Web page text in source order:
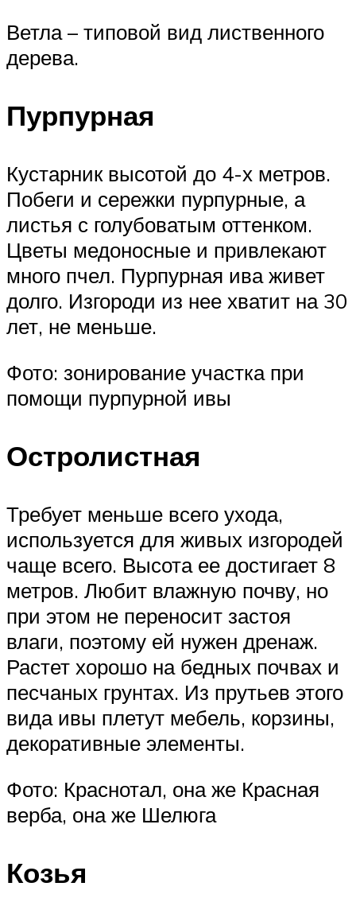
Ветла – типовой вид лиственного
дерева.
Пурпурная
Кустарник высотой до 4-х метров.
Побеги и сережки пурпурные, а
листья с голубоватым оттенком.
Цветы медоносные и привлекают
много пчел. Пурпурная ива живет
долго. Изгороди из нее хватит на 30
лет, не меньше.
Фото: зонирование участка при
помощи пурпурной ивы
Остролистная
Требует меньше всего ухода,
используется для живых изгородей
чаще всего. Высота ее достигает 8
метров. Любит влажную почву, но
при этом не переносит застоя
влаги, поэтому ей нужен дренаж.
Растет хорошо на бедных почвах и
песчаных грунтах. Из прутьев этого
вида ивы плетут мебель, корзины,
декоративные элементы.
Фото: Краснотал, она же Красная
верба, она же Шелюга
Козья